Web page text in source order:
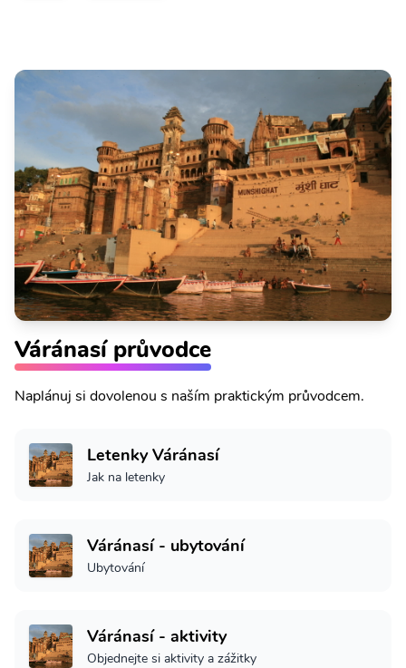
Váránasí průvodce
Naplánuj si dovolenou s naším praktickým průvodcem.
Letenky Váránasí
Jak na letenky
Váránasí - ubytování
Ubytování
Váránasí - aktivity
Objednejte si aktivity a zážitky